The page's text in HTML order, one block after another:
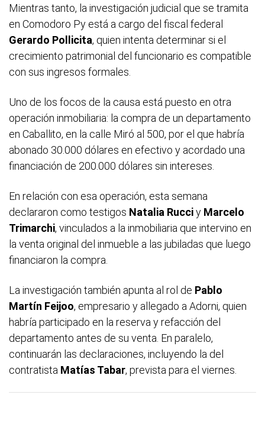
Mientras tanto, la investigación judicial que se tramita
en Comodoro Py está a cargo del fiscal federal
Gerardo Pollicita, quien intenta determinar si el
crecimiento patrimonial del funcionario es compatible
con sus ingresos formales.
Uno de los focos de la causa está puesto en otra
operación inmobiliaria: la compra de un departamento
en Caballito, en la calle Miró al 500, por el que habría
abonado 30.000 dólares en efectivo y acordado una
financiación de 200.000 dólares sin intereses.
En relación con esa operación, esta semana
declararon como testigos Natalia Rucciy Marcelo
Trimarchi, vinculados a la inmobiliaria que intervino en
la venta original del inmueble a las jubiladas que luego
financiaron la compra.
La investigación también apunta al rol de Pablo
Martín Feijoo, empresario y allegado a Adorni, quien
habría participado en la reserva y refacción del
departamento antes de su venta. En paralelo,
continuarán las declaraciones, incluyendo la del
contratista Matías Tabar, prevista para el viernes.